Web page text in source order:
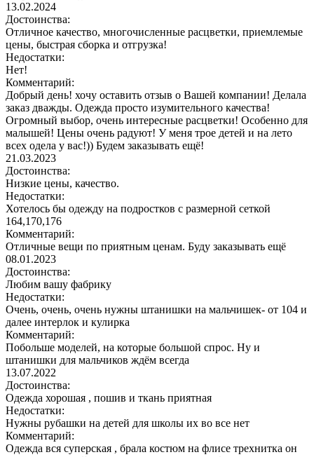
13.02.2024
Достоинства:
Отличное качество, многочисленные расцветки, приемлемые
цены, быстрая сборка и отгрузка!
Недостатки:
Нет!
Комментарий:
Добрый день! хочу оставить отзыв о Вашей компании! Делала
заказ дважды. Одежда просто изумительного качества!
Огромный выбор, очень интересные расцветки! Особенно для
малышей! Цены очень радуют! У меня трое детей и на лето
всех одела у вас!)) Будем заказывать ещё!
21.03.2023
Достоинства:
Низкие цены, качество.
Недостатки:
Хотелось бы одежду на подростков с размерной сеткой
164,170,176
Комментарий:
Отличные вещи по приятным ценам. Буду заказывать ещё
08.01.2023
Достоинства:
Любим вашу фабрику
Недостатки:
Очень, очень, очень нужны штанишки на мальчишек- от 104 и
далее интерлок и кулирка
Комментарий:
Побольше моделей, на которые большой спрос. Ну и
штанишки для мальчиков ждём всегда
13.07.2022
Достоинства:
Одежда хорошая , пошив и ткань приятная
Недостатки:
Нужны рубашки на детей для школы их во все нет
Комментарий:
Одежда вся суперская , брала костюм на флисе трехнитка он